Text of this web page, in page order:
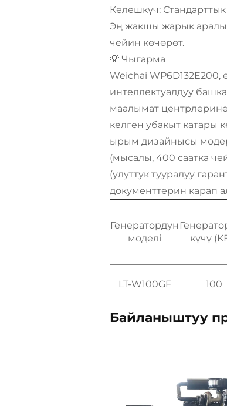
Келешкүч:
Эң жакшы жарык
чейин көчөрөт.
💡 Чыгарма
Weichai
интеллектуалдуу
маалымат
келген убакыт катары
ырым дизайнысы
(мысалы, 400 саатка
(улуттук тууралуу
документтерин карап
Генератордун
моделі
күчү
LT-W100GF 100
Байланыштуу